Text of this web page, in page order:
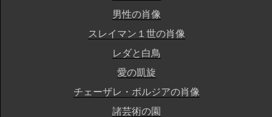
男性の肖像
スレイマン１世の肖像
レダと白鳥
愛の凱旋
チェーザレ・ボルジアの肖像
諸芸術の園